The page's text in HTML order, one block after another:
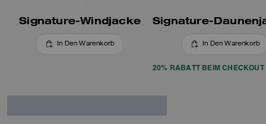
Signature-Windjacke
In Den Warenkorb In Den Warenkorb
20% RABATT BEIM CHECKOUT